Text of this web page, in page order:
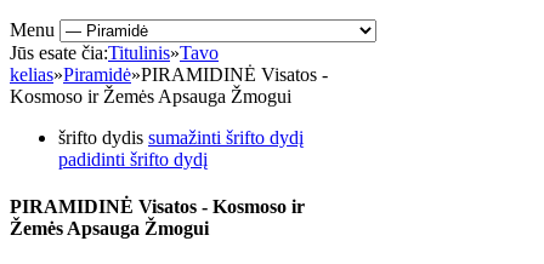
Menu
Jūs esate čia:Titulinis»Tavo
kelias»Piramidė»PIRAMIDINĖ Visatos -
Kosmoso ir Žemės Apsauga Žmogui
šrifto dydis sumažinti šrifto dydį
padidinti šrifto dydį
PIRAMIDINĖ Visatos - Kosmoso ir
Žemės Apsauga Žmogui